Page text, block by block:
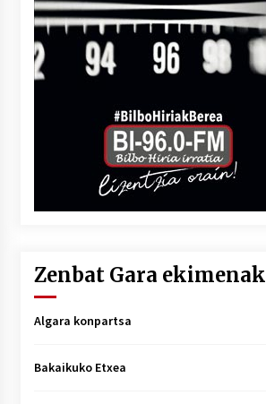
Zenbat Gara ekimenak
Algara konpartsa
Bakaikuko Etxea